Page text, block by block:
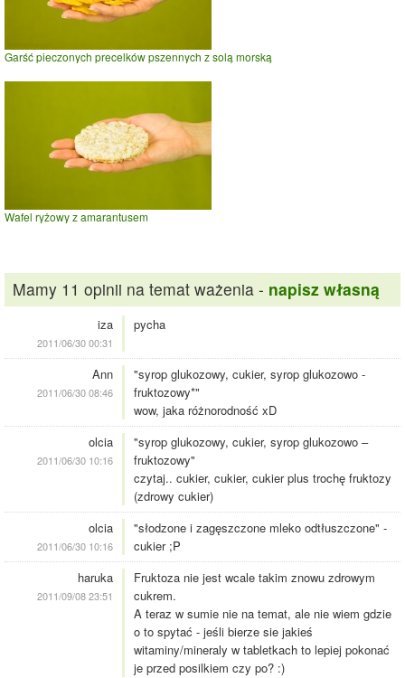
Garść pieczonych precelków pszennych z solą morską
Wafel ryżowy z amarantusem
Mamy 11 opinii na temat ważenia - napisz własną
iza
2011/06/30 00:31
pycha
Ann
2011/06/30 08:46
"syrop glukozowy, cukier, syrop glukozowo -
fruktozowy*"
wow, jaka różnorodność xD
olcia
2011/06/30 10:16
"syrop glukozowy, cukier, syrop glukozowo –
fruktozowy"
czytaj.. cukier, cukier, cukier plus trochę fruktozy
(zdrowy cukier)
olcia
2011/06/30 10:16
"słodzone i zagęszczone mleko odtłuszczone" -
cukier ;P
haruka
2011/09/08 23:51
Fruktoza nie jest wcale takim znowu zdrowym
cukrem.
A teraz w sumie nie na temat, ale nie wiem gdzie
o to spytać - jeśli bierze sie jakieś
witaminy/mineraly w tabletkach to lepiej pokonać
je przed posilkiem czy po? :)